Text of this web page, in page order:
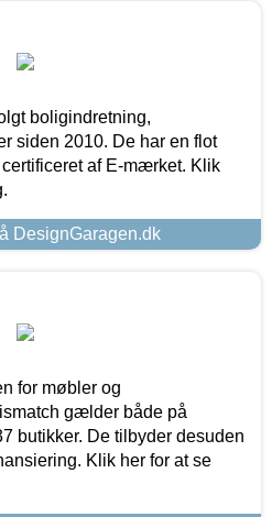
boligindretning,
siden 2010. De har en flot
af E-mærket. Klik
DesignGaragen.dk
for møbler og
gælder både på
butikker. De tilbyder desuden
Klik her for at se